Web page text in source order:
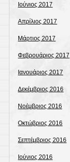
Ιούνιος 2017
Απρίλιος 2017
Μάρτιος 2017
Φεβρουάριος 2017
Ιανουάριος 2017
Δεκέμβριος 2016
Νοέμβριος 2016
Οκτώβριος 2016
Σεπτέμβριος 2016
Ιούνιος 2016